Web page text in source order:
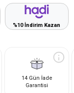
%10 İndirim Kazan
14 Gün İade
Garantisi